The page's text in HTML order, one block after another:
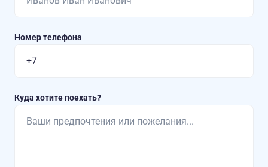
Номер телефона
Куда хотите поехать?